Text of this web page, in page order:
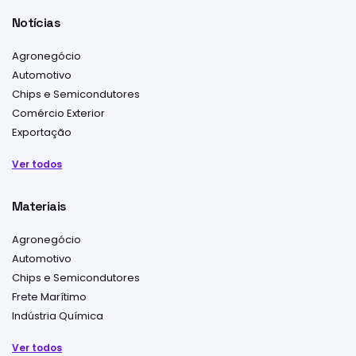
Notícias
Agronegócio
Automotivo
Chips e Semicondutores
Comércio Exterior
Exportação
Ver todos
Materiais
Agronegócio
Automotivo
Chips e Semicondutores
Frete Marítimo
Indústria Química
Ver todos